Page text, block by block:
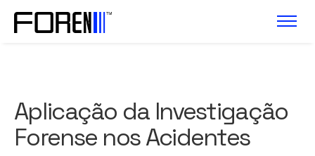
Aplicação da Investigação
Forense nos Acidentes